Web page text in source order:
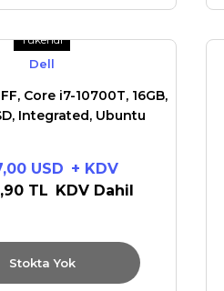
Tükendi
Dell
Core i7-10700T, 16GB,
Integrated, Ubuntu
USD + KDV
TL KDV Dahil
Stokta Yok